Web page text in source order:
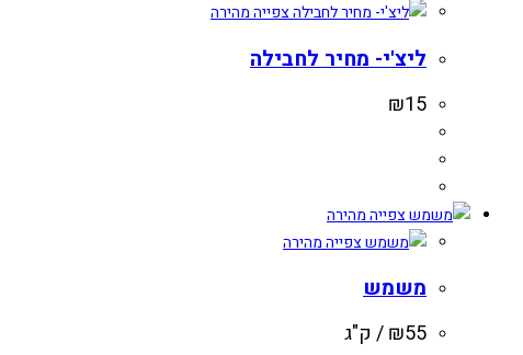
צפייה מהירה
ליצ'י- מחיר לחבילה
₪15
צפייה מהירה
צפייה מהירה
משמש
₪55 / ק"ג